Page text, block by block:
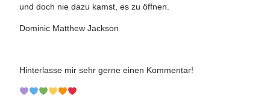
und doch nie dazu kamst, es zu öffnen.
Dominic Matthew Jackson
Hinterlasse mir sehr gerne einen Kommentar!